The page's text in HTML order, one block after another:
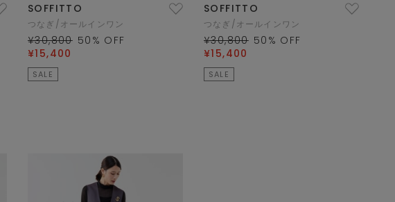
SOFFITTO
つなぎ/オールインワン
¥30,800 50 % OFF
¥15,400
SALE
SOFFITTO
つなぎ/オールインワン
¥30,800 50 % OFF
¥15,400
SALE